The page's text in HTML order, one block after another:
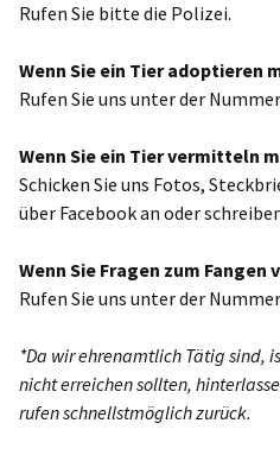
Rufen Sie bitte die Polizei.
Wenn Sie ein Tier adoptieren
Rufen Sie uns unter der Nummer
Wenn Sie ein Tier vermitteln
Schicken Sie uns Fotos,
über Facebook an oder
Wenn Sie Fragen zum
Rufen Sie uns unter der Nummer
*Da wir ehrenamtlich Tätig sind,
nicht erreichen sollten,
rufen schnellstmöglich zurück.